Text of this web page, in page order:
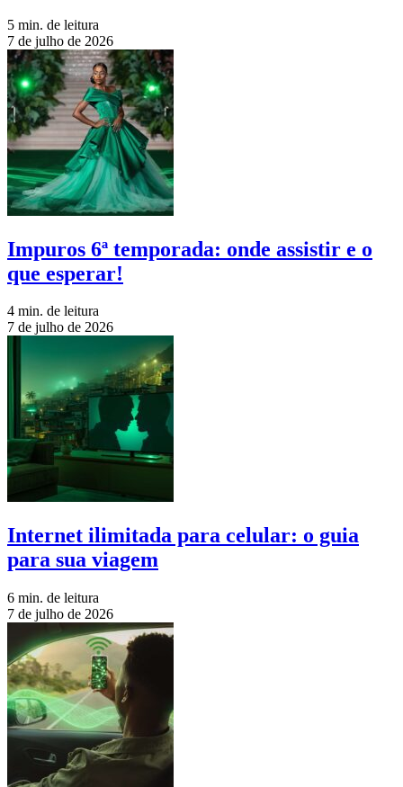
5 min. de leitura
7 de julho de 2026
Impuros 6ª temporada: onde assistir e o
que esperar!
4 min. de leitura
7 de julho de 2026
Internet ilimitada para celular: o guia
para sua viagem
6 min. de leitura
7 de julho de 2026